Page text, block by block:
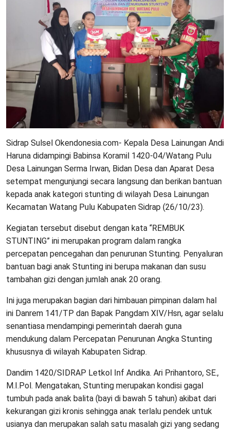
Sidrap Sulsel Okendonesia.com- Kepala Desa Lainungan Andi
Haruna didampingi Babinsa Koramil 1420-04/Watang Pulu
Desa Lainungan Serma Irwan, Bidan Desa dan Aparat Desa
setempat mengunjungi secara langsung dan berikan bantuan
kepada anak kategori stunting di wilayah Desa Lainungan
Kecamatan Watang Pulu Kabupaten Sidrap (26/10/23).
Kegiatan tersebut disebut dengan kata “REMBUK
STUNTING” ini merupakan program dalam rangka
percepatan pencegahan dan penurunan Stunting. Penyaluran
bantuan bagi anak Stunting ini berupa makanan dan susu
tambahan gizi dengan jumlah anak 20 orang.
Ini juga merupakan bagian dari himbauan pimpinan dalam hal
ini Danrem 141/TP dan Bapak Pangdam XIV/Hsn, agar selalu
senantiasa mendampingi pemerintah daerah guna
mendukung dalam Percepatan Penurunan Angka Stunting
khususnya di wilayah Kabupaten Sidrap.
Dandim 1420/SIDRAP Letkol Inf Andika. Ari Prihantoro, SE.,
M.I.Pol. Mengatakan, Stunting merupakan kondisi gagal
tumbuh pada anak balita (bayi di bawah 5 tahun) akibat dari
kekurangan gizi kronis sehingga anak terlalu pendek untuk
usianya dan merupakan salah satu masalah gizi yang sedang